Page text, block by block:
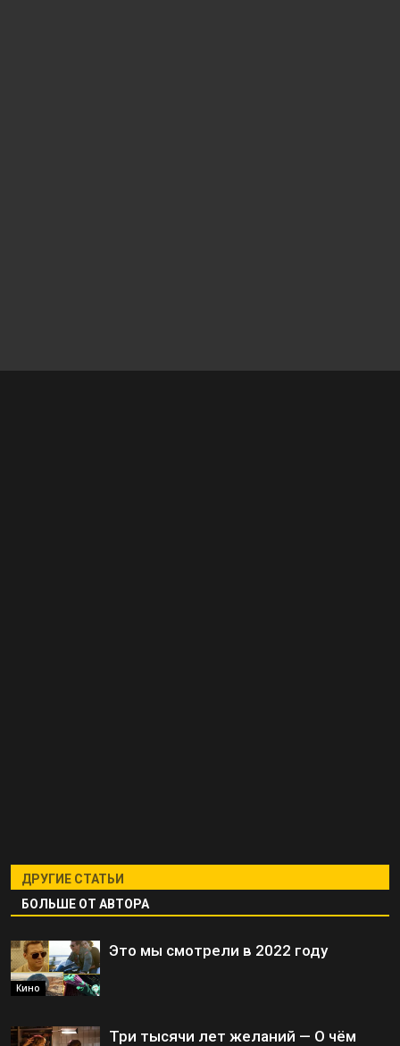
ДРУГИЕ СТАТЬИ
БОЛЬШЕ ОТ АВТОРА
Кино
Это мы смотрели в 2022 году
Три тысячи лет желаний — О чём